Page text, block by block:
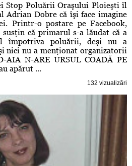
Stop Poluării Oraşului Ploieşti îl
Adrian Dobre că îşi face imagine
Printr-o postare pe Facebook,
că primarul s-a lăudat că a
împotriva poluării, deşi nu a
nici nu a menţionat organizatorii
N-ARE URSUL COADĂ PE
apărut ...
132 vizualizări